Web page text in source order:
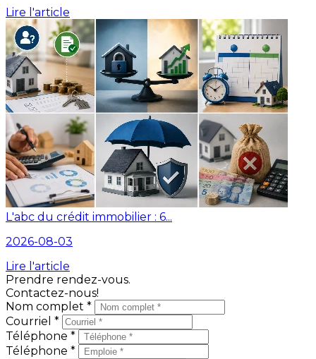
Lire l'article
L'abc du crédit immobilier : 6...
2026-08-03
Lire l'article
Prendre rendez-vous.
Contactez-nous!
Nom complet *
Courriel *
Téléphone *
Téléphone *